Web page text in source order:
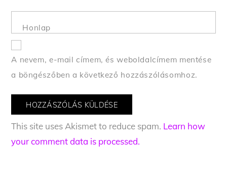
Honlap
A nevem, e-mail címem, és weboldalcímem mentése
a böngészőben a következő hozzászólásomhoz.
This site uses Akismet to reduce spam. Learn how
your comment data is processed.